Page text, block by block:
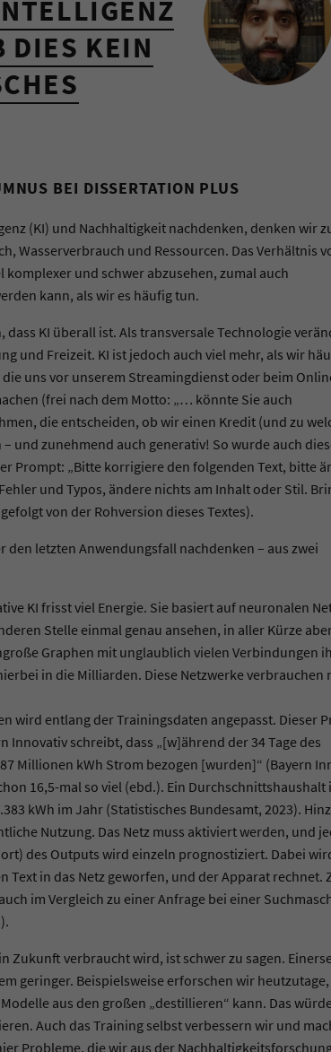
DIES KEIN
BEI DISSERTATION PLUS
(KI) und Nachhaltigkeit nachdenken, denken wir
Wasserverbrauch und Ressourcen. Das Verhältnis
und schwer abzusehen, zumal auch
kann, als wir es häufig tun.
KI überall ist. Als transversale Technologie
und Freizeit. KI ist jedoch auch viel mehr, als wir
uns vor unserem Streamingdienst oder beim
(frei nach dem Motto: „… könnte Sie auch
die entscheiden, ob wir einen Kredit (und zu
und zunehmend auch generativ! So wurde auch
Prompt: „Bitte korrigiere den folgenden Text, bitte
und Typos, ändere nichts am Inhalt oder Stil.
von der Rohversion dieses Textes).
letzten Anwendungsfall nachdenken – aus zwei
KI frisst viel Energie. Sie basiert auf neuronalen
Stelle einmal genau ansehen, in aller Kürze
Graphen mit unglaublich vielen Verbindungen
in die Milliarden. Diese Netzwerke verbrauchen
wird entlang der Trainingsdaten angepasst. Dieser
Innovativ schreibt, dass „[w]ährend der 34 Tage des
Millionen kWh Strom bezogen [wurden]“ (Bayern
16,5-mal so viel (ebd.). Ein Durchschnittshaushalt
kWh im Jahr (Statistisches Bundesamt, 2023).
Nutzung. Das Netz muss aktiviert werden, und
des Outputs wird einzeln prognostiziert. Dabei
Text in das Netz geworfen, und der Apparat rechnet.
im Vergleich zu einer Anfrage bei einer
Zukunft verbraucht wird, ist schwer zu sagen.
geringer. Beispielsweise erforschen wir
aus den großen „destillieren“ kann. Das
Auch das Training selbst verbessern wir und
Probleme, die wir aus der